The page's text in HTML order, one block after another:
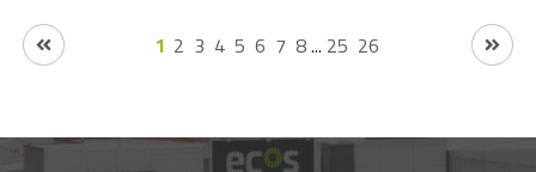
1 2 3 4 5 6 7 8... 25 26